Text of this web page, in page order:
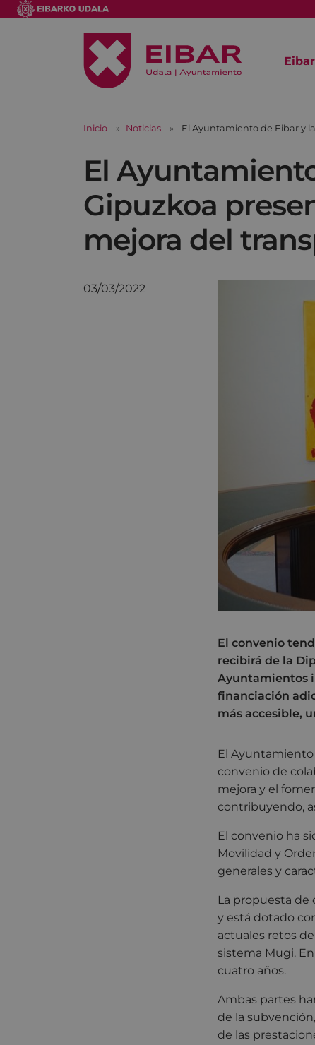
Eibar
Inicio Noticias El Ayuntamiento de Eibar y
El
Gipuzkoa
mejora del
03/03/2022
El convenio
recibirá de la
Ayuntamientos
financiación
más accesible,
El
convenio de
mejora y el
contribuyendo,
El convenio ha
Movilidad y
generales y
La propuesta
y está dotado
actuales retos
sistema Mugi.
cuatro años.
Ambas partes
de la
de las